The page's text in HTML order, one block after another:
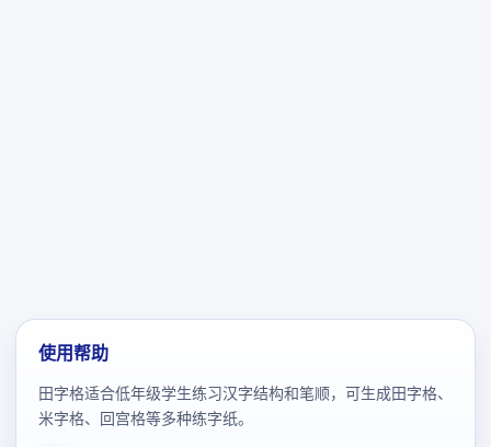
使用帮助
田字格适合低年级学生练习汉字结构和笔顺，可生成田字格、
米字格、回宫格等多种练字纸。